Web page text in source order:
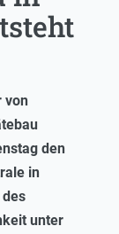
von
den
in
unter